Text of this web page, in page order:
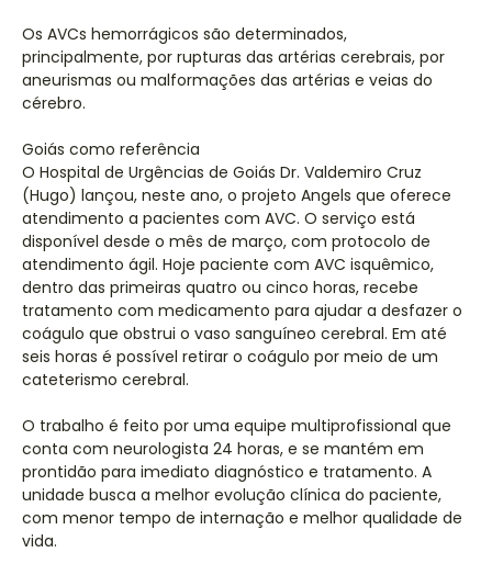
Os AVCs hemorrágicos são determinados,
principalmente, por rupturas das artérias cerebrais, por
aneurismas ou malformações das artérias e veias do
cérebro.
Goiás como referência
O Hospital de Urgências de Goiás Dr. Valdemiro Cruz
(Hugo) lançou, neste ano, o projeto Angels que oferece
atendimento a pacientes com AVC. O serviço está
disponível desde o mês de março, com protocolo de
atendimento ágil. Hoje paciente com AVC isquêmico,
dentro das primeiras quatro ou cinco horas, recebe
tratamento com medicamento para ajudar a desfazer o
coágulo que obstrui o vaso sanguíneo cerebral. Em até
seis horas é possível retirar o coágulo por meio de um
cateterismo cerebral.
O trabalho é feito por uma equipe multiprofissional que
conta com neurologista 24 horas, e se mantém em
prontidão para imediato diagnóstico e tratamento. A
unidade busca a melhor evolução clínica do paciente,
com menor tempo de internação e melhor qualidade de
vida.